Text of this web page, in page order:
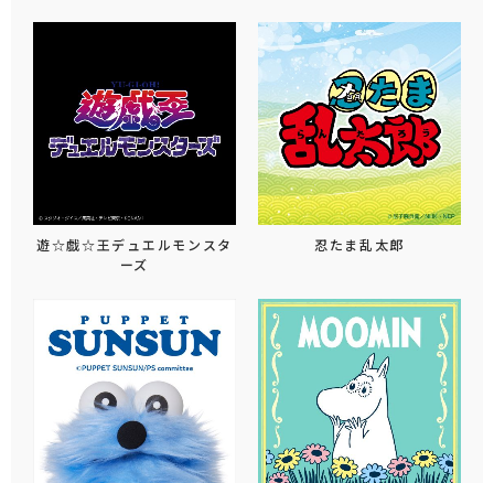
遊☆戯☆王デュエルモンスタ
ーズ
忍たま乱太郎